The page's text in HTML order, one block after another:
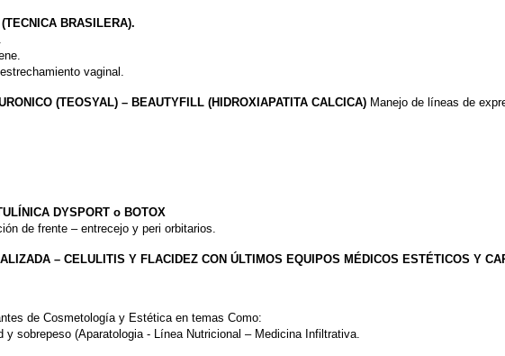
BRASILERA).
vaginal.
(TEOSYAL) – BEAUTYFILL (HIDROXIAPATITA CALCICA) Manejo de líneas de
DYSPORT o BOTOX
de frente – entrecejo y peri orbitarios.
– CELULITIS Y FLACIDEZ CON ÚLTIMOS EQUIPOS MÉDICOS ESTÉTICOS Y
de Cosmetología y Estética en temas Como:
y sobrepeso (Aparatologia - Línea Nutricional – Medicina Infiltrativa.